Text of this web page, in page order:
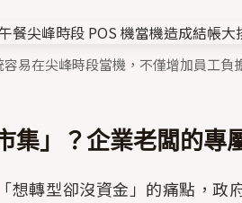
容易在尖峰時段當機，不僅增加員工負
集」？企業老闆的專
想轉型卻沒資金」的痛點，政